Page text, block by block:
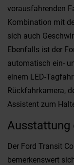
vorausfahrenden
Kombination mit
sich auch
Ebenfalls ist der
automatisch ein-
einem LED-
Rückfahrkamera,
Assistent zum
Ausstattung
Der Ford Transit
bemerkenswert